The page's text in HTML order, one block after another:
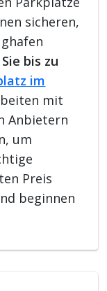
sicheren,
bis zu
im
mit
Anbietern
um
Preis
beginnen